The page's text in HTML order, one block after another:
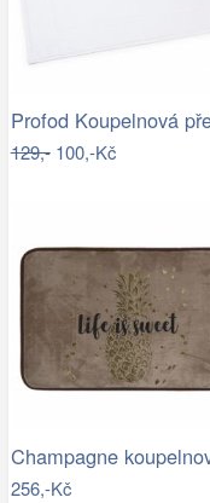
129,-100,-Kč
256,-Kč